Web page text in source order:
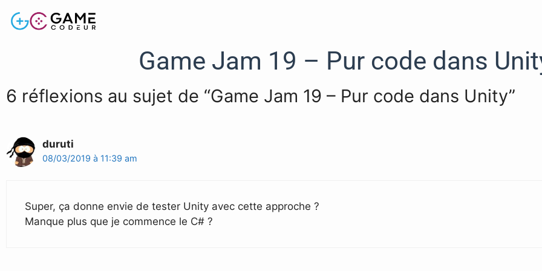
Game Jam 19 – Pur code dans
6 réflexions au sujet de “Game Jam 19 – Pur code dans Unity”
duruti
08/03/2019 à 11:39 am
Super, ça donne envie de tester Unity avec cette approche ?
Manque plus que je commence le C# ?